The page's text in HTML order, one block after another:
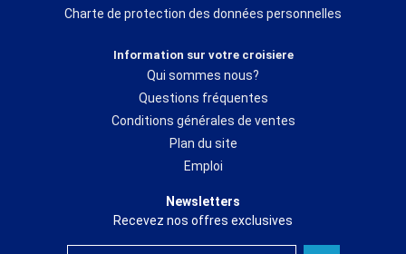
Charte de protection des données personnelles
Information sur votre croisiere
Qui sommes nous?
Questions fréquentes
Conditions générales de ventes
Plan du site
Emploi
Newsletters
Recevez nos offres exclusives